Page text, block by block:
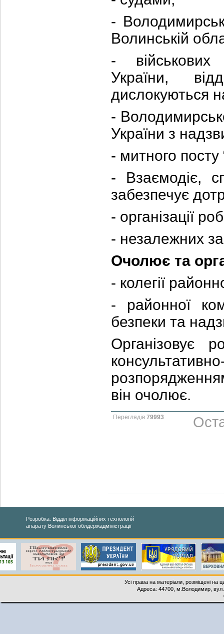
-
Волинській
-
України,
дислокуються
-
України з
- митного посту
- Взаємодіє,
забезпечує
- організації
- незалежних
Очолює та
- колегії
- районної
безпеки та
Організовує
він очолює.
Переглядів 79993
Розробка: Відділ інформаційних технологій
апарату Волинської облдержадміністрації
Усі права на матеріали, розміщені на
Адреса: 44700, м.Володимир,